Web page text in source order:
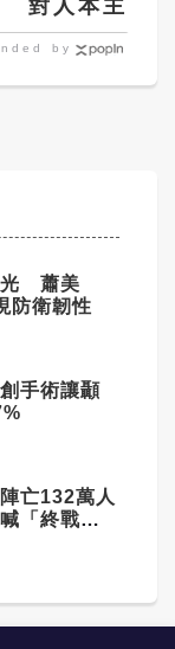
對人本主張
構」 盼廢
分流
by
光 蕭美
防衛韌性
手術讓顳
亡132萬人
「終戰」